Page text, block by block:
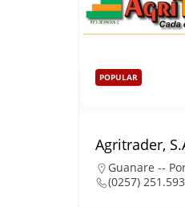
POPULAR
Agritrader,
Guanare --
(0257)